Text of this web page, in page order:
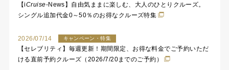
【iCruise-News】自由気ままに楽しむ、大人のひとりクルーズ。
シングル追加代金0～50％のお得なクルーズ特集
2026/07/14 キャンペーン・特集
【セレブリティ】毎週更新！期間限定、お得な料金でご予約いただ
ける直前予約クルーズ（2026/7/20までのご予約）